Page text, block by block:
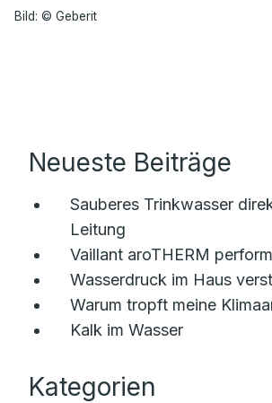
Bild: © Geberit
Neueste Beiträge
Sauberes Trinkwasser
Leitung
Vaillant aroTHERM perform
Wasserdruck im Haus
Warum tropft meine
Kalk im Wasser
Kategorien